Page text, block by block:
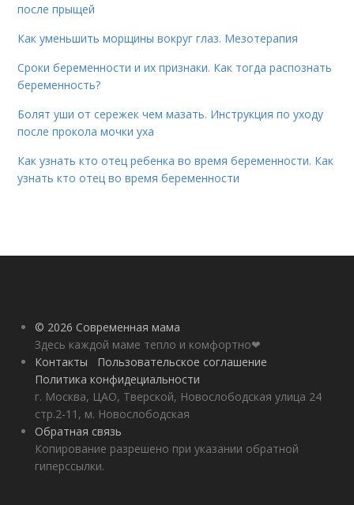
после прыщей
Как уменьшить морщины вокруг глаз. Мезотерапия
Сроки беременности и их признаки. Как тогда распознать
беременность?
Болят уши от сережек чем мазать. Инструкция по уходу
после прокола мочки уха
Как узнать кто отец ребенка во время беременности. Как
узнать кто отец во время беременности
© 2026 Современная мама
Здесь каждой маме тепло и комфортно❤
Контакты
Пользовательское соглашение
Политика конфидециальности
г. Москва, ЦАО, Тверской, Новослободская улица 24
стр.2-11, м. Новослободская
Обратная связь
Копирование разрешено при указании обратной
гиперссылки.